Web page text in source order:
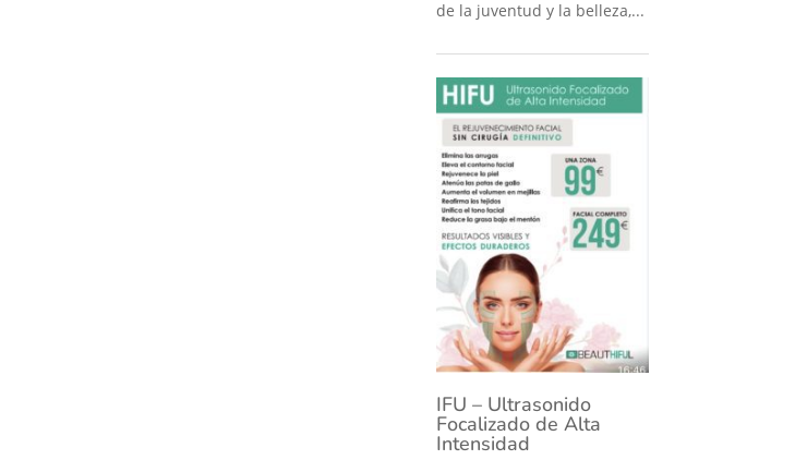
de la juventud y la belleza,...
IFU – Ultrasonido
Focalizado de Alta
Intensidad